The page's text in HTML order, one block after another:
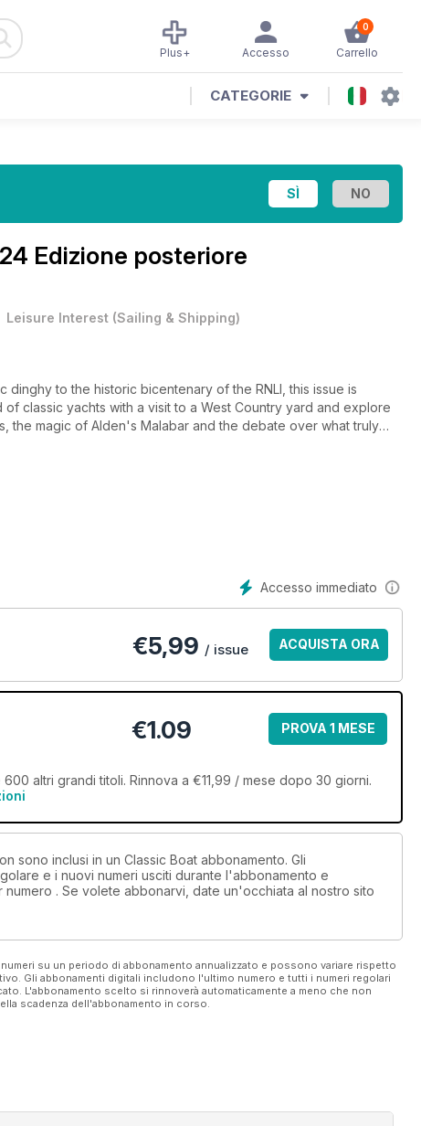
0
Carrello
Accesso
Plus+
CATEGORIE
Edizione posteriore
Leisure Interest (Sailing & Shipping)
to the historic bicentenary of the RNLI, this issue is
classic yachts with a visit to a West Country yard and explore
the magic of Alden's Malabar and the debate over what truly
Accesso immediato
€5,99 / issue ACQUISTA ORA
€1.09 PROVA 1 MESE
altri grandi titoli. Rinnova a €11,99 / mese dopo 30 giorni.
sono inclusi in un Classic Boat abbonamento. Gli
e i nuovi numeri usciti durante l'abbonamento e
numero . Se volete abbonarvi, date un'occhiata al nostro sito
su un periodo di abbonamento annualizzato e possono variare rispetto
Gli abbonamenti digitali includono l'ultimo numero e tutti i numeri regolari
L'abbonamento scelto si rinnoverà automaticamente a meno che non
scadenza dell'abbonamento in corso.